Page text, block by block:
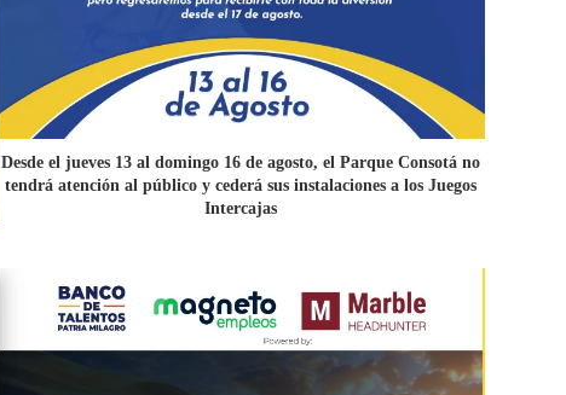
Desde el jueves 13 al domingo 16 de agosto, el Parque Consotá no
tendrá atención al público y cederá sus instalaciones a los Juegos
Intercajas